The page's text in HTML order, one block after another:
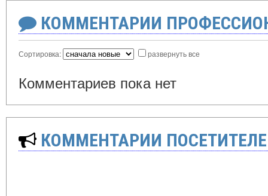
КОММЕНТАРИИ
Сортировка: развернуть все
Комментариев пока нет
КОММЕНТАРИИ